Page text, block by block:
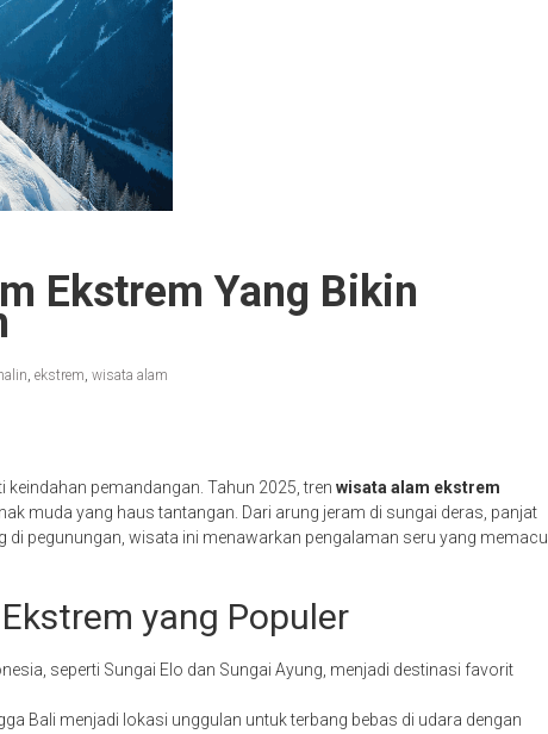
Ekstrem Yang Bikin
, ekstrem, wisata alam
pemandangan. Tahun 2025, tren wisata alam ekstrem
muda yang haus tantangan. Dari arung jeram di sungai deras, panjat
di pegunungan, wisata ini menawarkan pengalaman seru yang memacu
yang Populer
seperti Sungai Elo dan Sungai Ayung, menjadi destinasi favorit
Bali menjadi lokasi unggulan untuk terbang bebas di udara dengan